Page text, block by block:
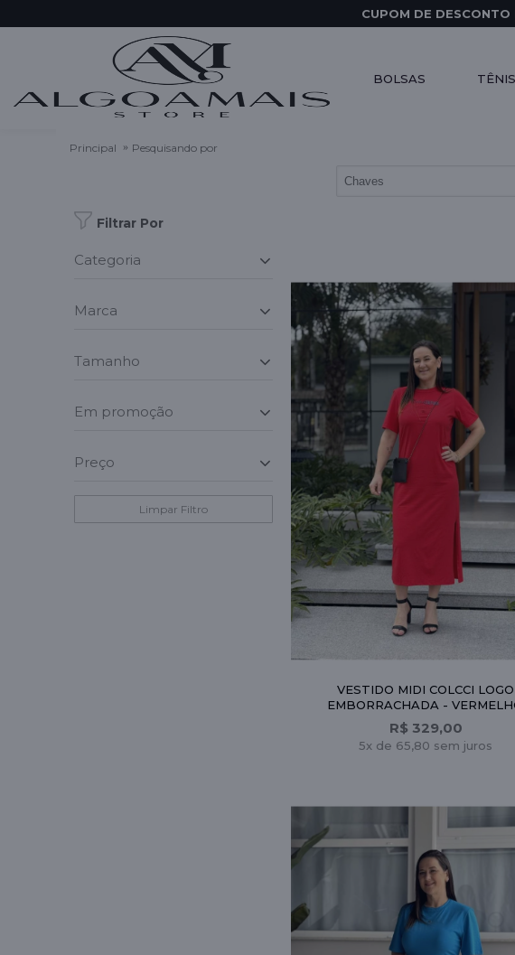
CUPOM DE
BOLSAS TÊNIS
Principal Pesquisando por
Filtrar Por
categoria
marca
tamanho
em promoção
preço
Limpar Filtro
VESTIDO MIDI COLCCI LOGO
EMBORRACHADA -
R$ 329,00
5x de 65,80 sem juros